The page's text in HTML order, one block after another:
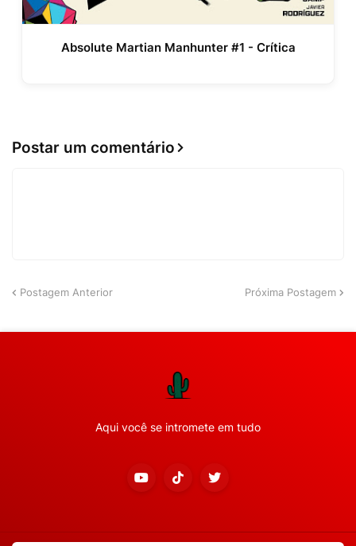
Absolute Martian Manhunter #1 - Crítica
Postar um comentário
Postagem Anterior Próxima Postagem
Aqui você se intromete em tudo